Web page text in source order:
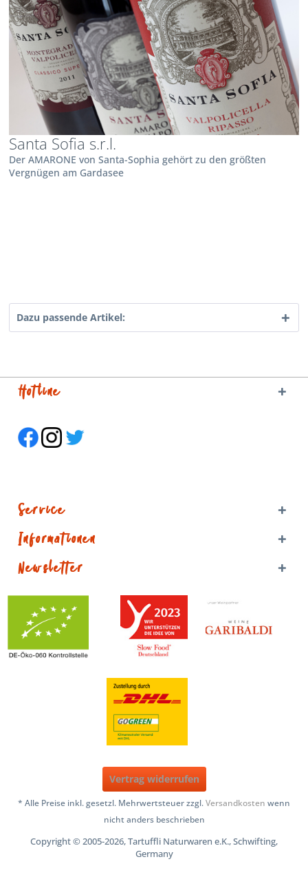
Santa Sofia s.r.l.
Der AMARONE von Santa-Sophia gehört zu den größten
Vergnügen am Gardasee
Dazu passende Artikel:
Hotline
Service
Informationen
Newsletter
Vertrag widerrufen
* Alle Preise inkl. gesetzl. Mehrwertsteuer zzgl.Versandkosten wenn
nicht anders beschrieben
Copyright © 2005-2026, Tartuffli Naturwaren e.K., Schwifting,
Germany